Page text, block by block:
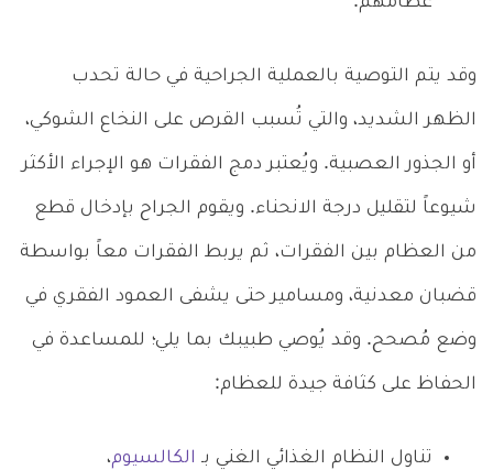
وقد يتم التوصية بالعملية الجراحية في حالة تحدب
الظهر الشديد، والتي تُسبب القرص على النخاع الشوكي،
أو الجذور العصبية. ويُعتبر دمج الفقرات هو الإجراء الأكثر
شيوعاً لتقليل درجة الانحناء. ويقوم الجراح بإدخال قطع
من العظام بين الفقرات، ثم يربط الفقرات معاً بواسطة
قضبان معدنية، ومسامير حتى يشفى العمود الفقري في
وضع مُصحح. وقد يُوصي طبيبك بما يلي؛ للمساعدة في
الحفاظ على كثافة جيدة للعظام:
تناول النظام الغذائي الغني بـ الكالسيوم،